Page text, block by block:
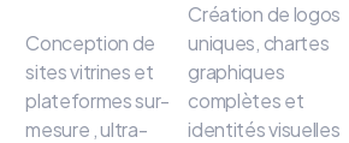
Conception de
sites vitrines et
plateformes sur-
mesure , ultra-
Création de logos
uniques, chartes
graphiques
complètes et
identités visuelles